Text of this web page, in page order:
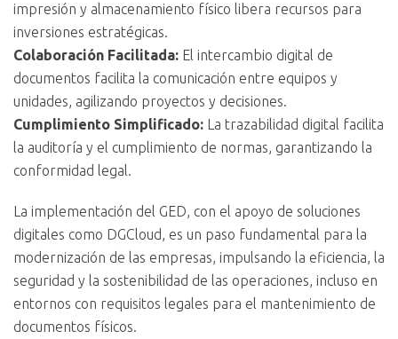
impresión y almacenamiento físico libera recursos para
inversiones estratégicas.
Colaboración Facilitada: El intercambio digital de
documentos facilita la comunicación entre equipos y
unidades, agilizando proyectos y decisiones.
Cumplimiento Simplificado: La trazabilidad digital facilita
la auditoría y el cumplimiento de normas, garantizando la
conformidad legal.
La implementación del GED, con el apoyo de soluciones
digitales como DGCloud, es un paso fundamental para la
modernización de las empresas, impulsando la eficiencia, la
seguridad y la sostenibilidad de las operaciones, incluso en
entornos con requisitos legales para el mantenimiento de
documentos físicos.